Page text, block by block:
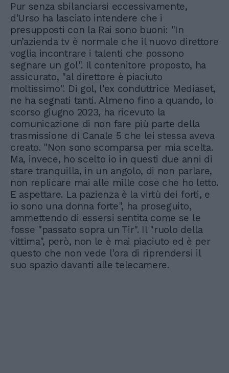
Pur senza sbilanciarsi eccessivamente,
d'Urso ha lasciato intendere che i
presupposti con la Rai sono buoni: "In
un’azienda tv è normale che il nuovo direttore
voglia incontrare i talenti che possono
segnare un gol". Il contenitore proposto, ha
assicurato, "al direttore è piaciuto
moltissimo". Di gol, l'ex conduttrice Mediaset,
ne ha segnati tanti. Almeno fino a quando, lo
scorso giugno 2023, ha ricevuto la
comunicazione di non fare più parte della
trasmissione di Canale 5 che lei stessa aveva
creato. "Non sono scomparsa per mia scelta.
Ma, invece, ho scelto io in questi due anni di
stare tranquilla, in un angolo, di non parlare,
non replicare mai alle mille cose che ho letto.
E aspettare. La pazienza è la virtù dei forti, e
io sono una donna forte", ha proseguito,
ammettendo di essersi sentita come se le
fosse "passato sopra un Tir". Il "ruolo della
vittima", però, non le è mai piaciuto ed è per
questo che non vede l'ora di riprendersi il
suo spazio davanti alle telecamere.